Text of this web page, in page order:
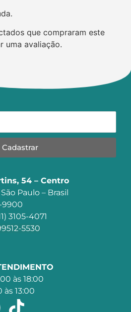
que compraram este
uma avaliação.
Cadastrar
54 – Centro
Paulo – Brasil
9900
3105-4071
5530
às 18:00
às 13:00